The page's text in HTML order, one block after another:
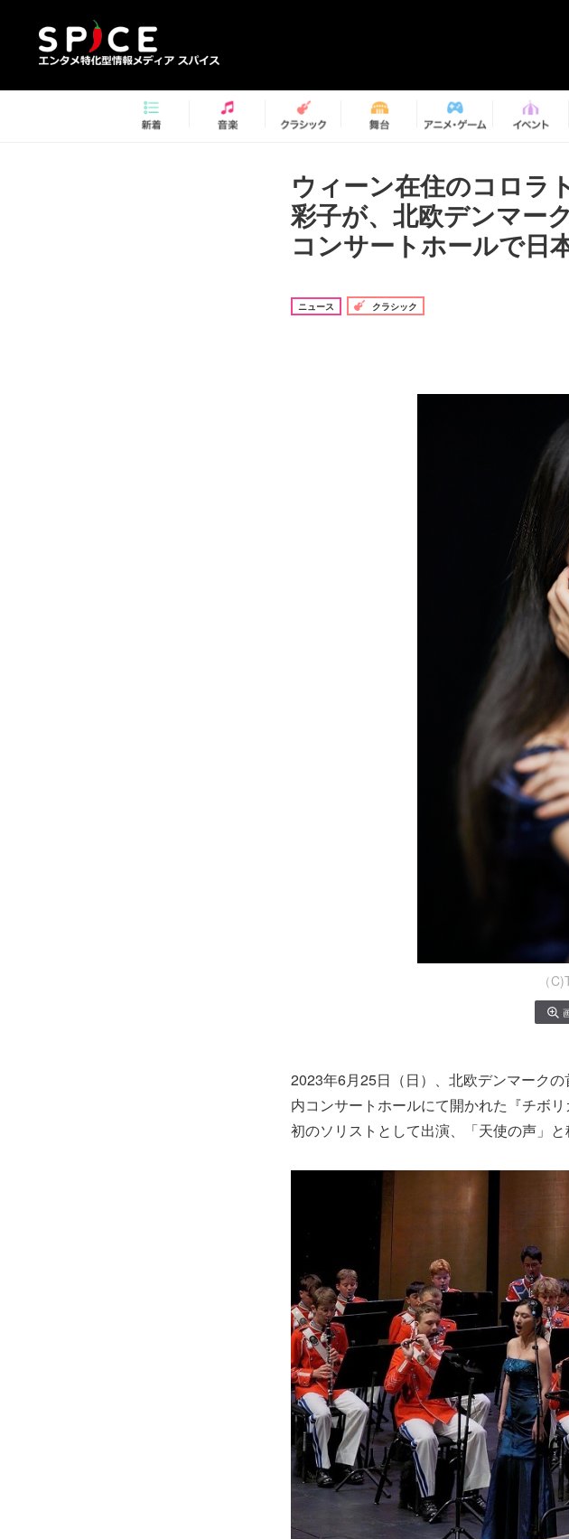
ウィーン在住のコロラ
彩子が、北欧デンマー
コンサートホールで日
ニュース クラシック
（
2023年6月25日（日）、北欧デンマーク
内コンサートホールにて開かれた『チボ
初のソリストとして出演、「天使の声」と